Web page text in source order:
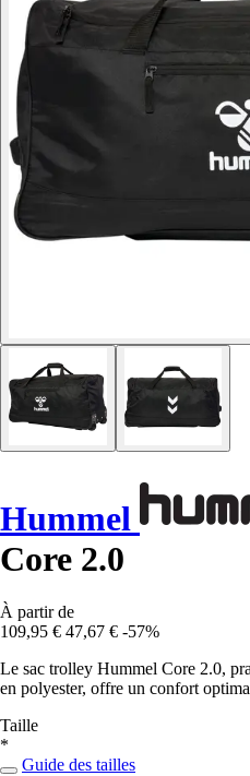
Hummel
Core 2.0
À partir de
109,95 € 47,67 € -57%
Le sac trolley Hummel Core 2.0,
en polyester, offre un confort
Taille
*
Guide des tailles